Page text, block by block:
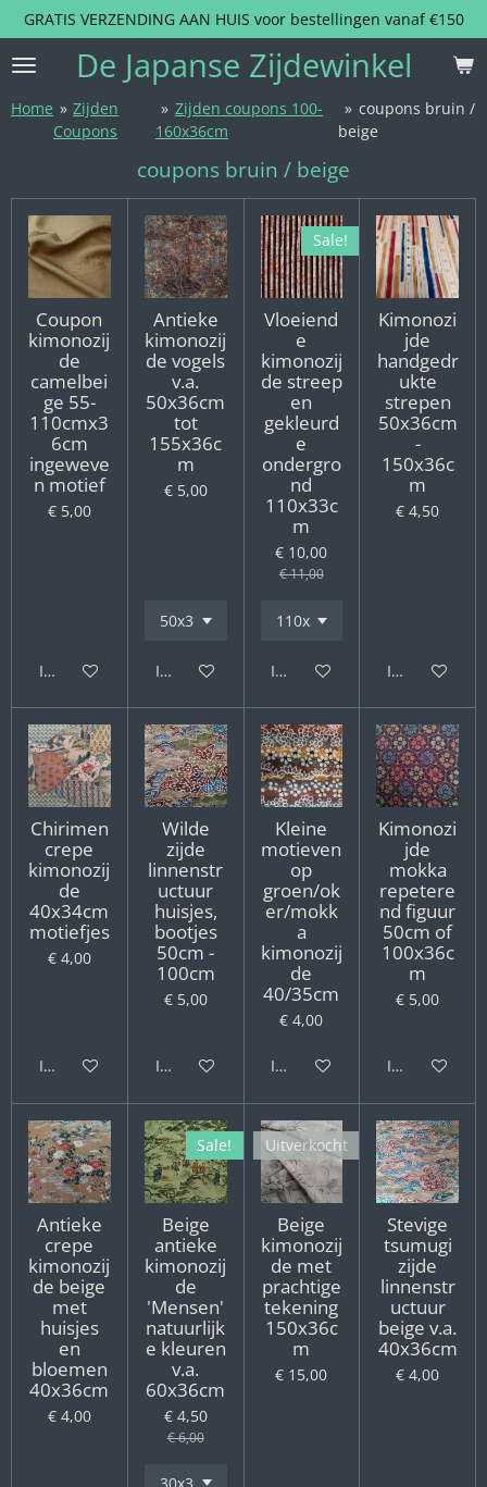
Ga
direct
naar
hoofdinhoud
De Japanse Zijdewinkel
GRATIS VERZENDING AAN HUIS voor bestellingen vanaf €150
Home » Zijden
Coupons
» Zijden coupons 100-
160x36cm
» coupons bruin /
beige
coupons bruin / beige
Coupon
kimonozij
de
camelbei
ge 55-
110cmx3
6cm
ingeweve
n motief
€ 5,00
In winkelwagen
Antieke
kimonozij
de vogels
v.a.
50x36cm
tot
155x36c
m
€ 5,00
In winkelwagen
Sale!
Vloeiend
e
kimonozij
de streep
en
gekleurd
e
ondergro
nd
110x33c
m
€ 10,00
€ 11,00
In winkelwagen
Kimonozi
jde
handgedr
ukte
strepen
50x36cm
-
150x36c
m
€ 4,50
In
Chirimen
crepe
kimonozij
de
40x34cm
motiefjes
€ 4,00
In winkelwagen
Wilde
zijde
linnenstr
uctuur
huisjes,
bootjes
50cm -
100cm
€ 5,00
In winkelwagen
Kleine
motieven
op
groen/ok
er/mokk
a
kimonozij
de
40/35cm
€ 4,00
In winkelwagen
Kimonozi
jde
mokka
repetere
nd figuur
50cm of
100x36c
m
€ 5,00
In
Antieke
crepe
kimonozij
de beige
met
huisjes
en
bloemen
40x36cm
€ 4,00
Sale!
Beige
antieke
kimonozij
de
'Mensen'
natuurlijk
e kleuren
v.a.
60x36cm
€ 4,50
€ 6,00
Uitverkocht
Beige
kimonozij
de met
prachtige
tekening
150x36c
m
€ 15,00
Stevige
tsumugi
zijde
linnenstr
uctuur
beige v.a.
40x36cm
€ 4,00